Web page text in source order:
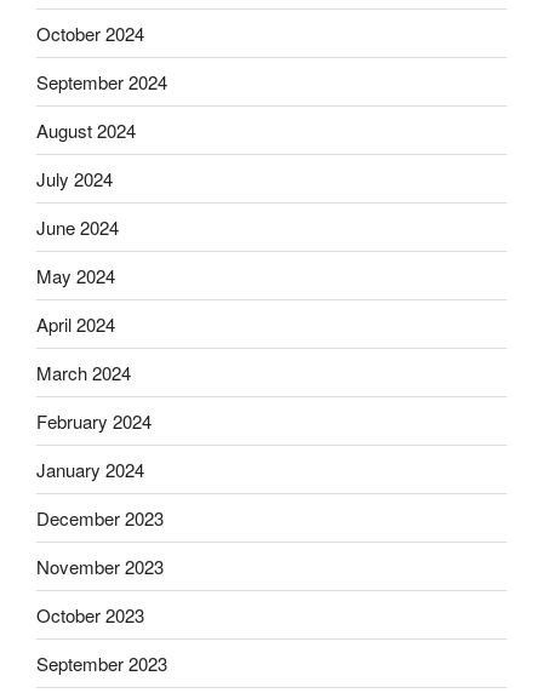
October 2024
September 2024
August 2024
July 2024
June 2024
May 2024
April 2024
March 2024
February 2024
January 2024
December 2023
November 2023
October 2023
September 2023